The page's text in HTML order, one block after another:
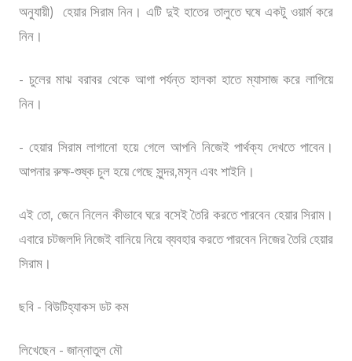
অনুযায়ী) হেয়ার সিরাম নিন। এটি দুই হাতের তালুতে ঘষে একটু ওয়ার্ম করে
নিন।
- চুলের মাঝ বরাবর থেকে আগা পর্যন্ত হালকা হাতে ম্যাসাজ করে লাগিয়ে
নিন।
- হেয়ার সিরাম লাগানো হয়ে গেলে আপনি নিজেই পার্থক্য দেখতে পাবেন।
আপনার রুক্ষ-শুষ্ক চুল হয়ে গেছে সুন্দর,মসৃন এবং শাইনি।
এই তো, জেনে নিলেন কীভাবে ঘরে বসেই তৈরি করতে পারবেন হেয়ার সিরাম।
এবারে চটজলদি নিজেই বানিয়ে নিয়ে ব্যবহার করতে পারবেন নিজের তৈরি হেয়ার
সিরাম।
ছবি - বিউটিহ্যাকস ডট কম
লিখেছেন - জান্নাতুল মৌ